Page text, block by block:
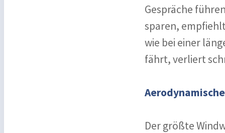
Gespräche
sparen,
wie bei einer
fährt, verliert
Der größte